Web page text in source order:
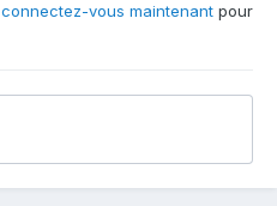
connectez-vous maintenant pour